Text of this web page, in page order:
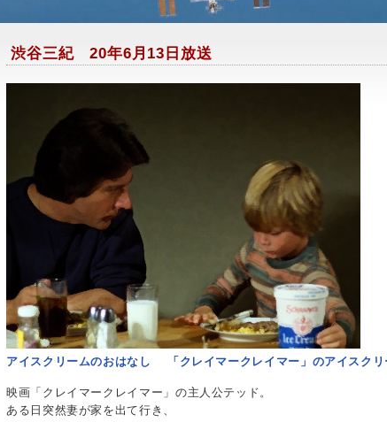
渋谷三紀 20年6月13日放送
アイスクリームのおはなし 「クレイマークレイマー」のアイスクリ
映画「クレイマークレイマー」の主人公テッド。
ある日突然妻が家を出て行き、